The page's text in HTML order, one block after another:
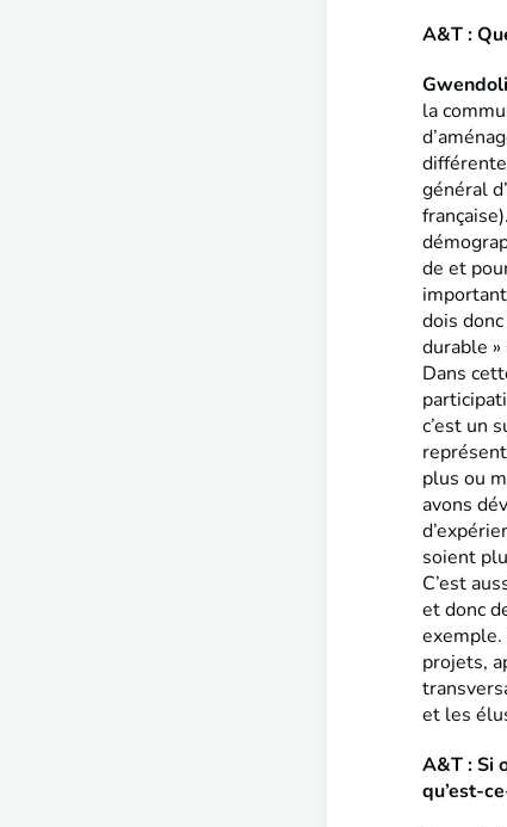
A&T :
la
général
de et
dois
durable
Dans
c’est un
plus ou
avons
soient
C’est
et donc
exemple.
projets,
et les
A&T : Si
qu’est-